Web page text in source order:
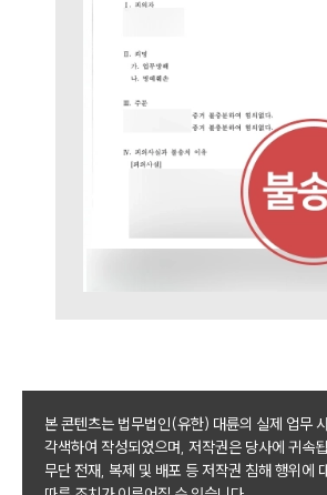
본 콘텐츠는 법무법인(유한) 대륜의 실제 업무
각색하여 작성되었으며, 저작권은 당사에 귀속
무단 전재, 복제 및 배포 등 저작권 침해 행위에